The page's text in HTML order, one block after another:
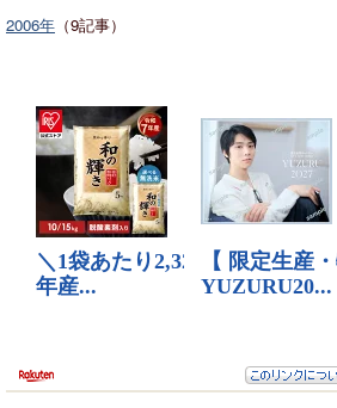
2006年 （9記事）